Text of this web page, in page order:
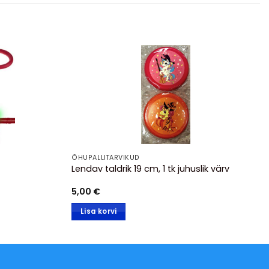
ÕHUPALLITARVIKUD
Lendav taldrik 19 cm, 1 tk juhuslik värv
5,00 €
Lisa korvi